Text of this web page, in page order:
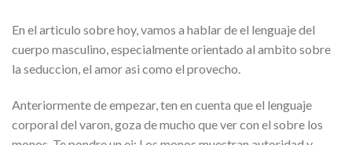
En el articulo sobre hoy, vamos a hablar de el lenguaje del
cuerpo masculino, especialmente orientado al ambito sobre
la seduccion, el amor asi­ como el provecho.
Anteriormente de empezar, ten en cuenta que el lenguaje
corporal del varon, goza de mucho que ver con el sobre los